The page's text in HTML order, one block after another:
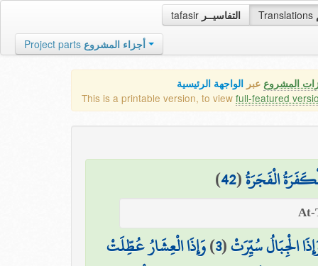
tafasir التفاسيــر Translations
Project parts أجزاء المشروع
المشروع عبر الواجهة الرئيسية
This is a printable version, to view full-featured
الْفَجَرَةُ(
42
)
الْجِبَالُ سُيِّرَتْ(
3
)وَإِذَا الْعِشَارُ عُطِّلَتْ